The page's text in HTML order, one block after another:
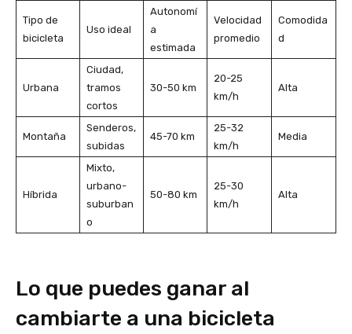
Tipo de
bicicleta
Uso ideal
Autonomí
a
estimada
Velocidad
promedio
Comodida
d
Urbana
Ciudad,
tramos
cortos
30-50 km
20-25
km/h
Alta
Montaña
Senderos,
subidas
45-70 km
25-32
km/h
Media
Híbrida
Mixto,
urbano-
suburban
o
50-80 km
25-30
km/h
Alta
Lo que puedes ganar al
cambiarte a una bicicleta